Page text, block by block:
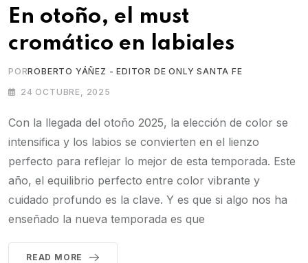
En otoño, el must
cromático en labiales
PORROBERTO YÁÑEZ - EDITOR DE ONLY SANTA FE
24 OCTUBRE, 2025
Con la llegada del otoño 2025, la elección de color se
intensifica y los labios se convierten en el lienzo
perfecto para reflejar lo mejor de esta temporada. Este
año, el equilibrio perfecto entre color vibrante y
cuidado profundo es la clave. Y es que si algo nos ha
enseñado la nueva temporada es que
READ MORE